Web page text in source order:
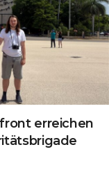
erreichen